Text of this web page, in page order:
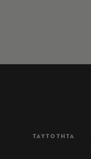
ΤΑΥΤΟΤΗΤΑ